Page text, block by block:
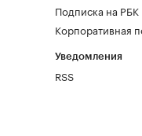
Подписка на РБК
Корпоративная
Уведомления
RSS